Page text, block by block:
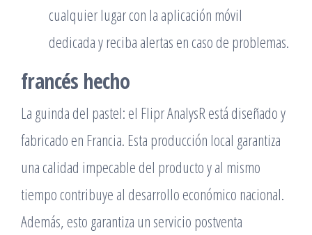
cualquier lugar con la aplicación móvil
dedicada y reciba alertas en caso de problemas.
francés hecho
La guinda del pastel: el Flipr AnalysR está diseñado y
fabricado en Francia. Esta producción local garantiza
una calidad impecable del producto y al mismo
tiempo contribuye al desarrollo económico nacional.
Además, esto garantiza un servicio postventa